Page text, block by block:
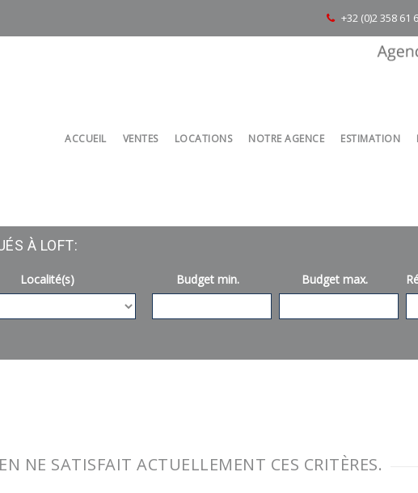
+32 (0)2 358 61
ACCUEIL VENTES LOCATIONS NOTRE AGENCE ESTIMATION
À LOFT:
Localité(s) Budget min. Budget max.
NE SATISFAIT ACTUELLEMENT CES CRITÈRES.